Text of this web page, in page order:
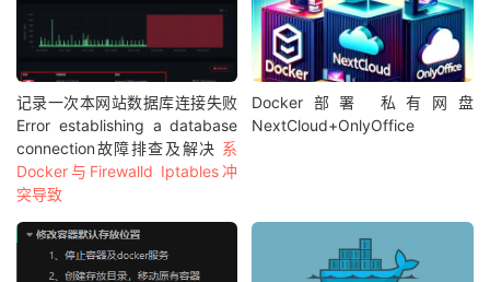
记录一次本网站数据库连接失败
Error establishing a database
connection故障排查及解决 系
Docker与Firewalld Iptables冲
突导致
Docker部署 私有网盘
NextCloud+OnlyOffice